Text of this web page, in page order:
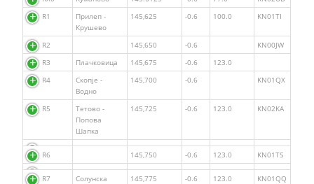
R1
Прилеп -
Крушево
145,625 -0.6 100.0 KN01TI
R2 145,650 -0.6
KN00JW
R3
Плачковица 145,675 -0.6
123.0
R4
Скопје -
Водно
145,700 -0.6 KN01QX
R5
Тетово -
Попова
Шапка
145,725 -0.6 123.0 KN02KA
R6 145,750 -0.6 123.0 KN01TS
R7
Солунска
145,775 -0.6 123.0 KN01QQ